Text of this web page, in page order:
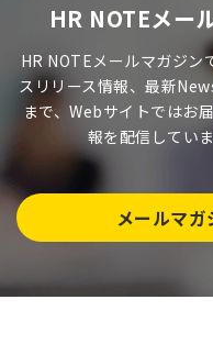
HR NOTEメー
HR NOTEメールマガジン
スリリース情報、最新
まで、Webサイトではお
報を配信してい
メールマ